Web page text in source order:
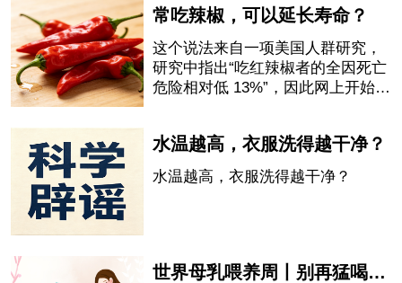
常吃辣椒，可以延长寿命？
这个说法来自一项美国人群研究，
研究中指出“吃红辣椒者的全因死亡
危险相对低 13%”，因此网上开始流
水温越高，衣服洗得越干净？
水温越高，衣服洗得越干净？
世界母乳喂养周丨别再猛喝催奶浓汤！浓汤养的是脂肪，不是母乳营养